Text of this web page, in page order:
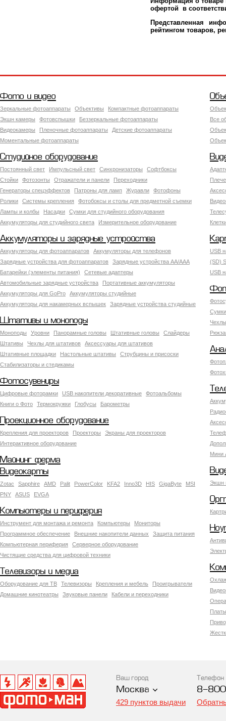
офертой в
Представленная
рейтингом товаров,
Фото и видео
Зеркальные фотоаппараты Объективы
Компактные фотоаппараты
Экшн камеры
Фотовспышки
Беззеркальные фотоаппараты
Видеокамеры
Пленочные фотоаппараты
Детские фотоаппараты
Моментальные фотоаппараты
Все
Студийное оборудование
Постоянный свет Импульсный свет Синхронизаторы
Софтбоксы
Стойки
Фотозонты Отражатели и панели
Переходники
Генераторы спецэффектов
Патроны для ламп Журавли
Фотофоны
Ролики
Системы крепления
Фотобоксы и столы для предметной съемки
Лампы и колбы
Насадки
Сумки для студийного оборудования
Аккумуляторы для студийного света
Измерительное оборудование
Аккумуляторы и зарядные устройства
Аккумуляторы для фотоаппаратов
Аккумуляторы для телефонов
Зарядные устройства для фотоаппаратов
Зарядные устройства AA/AAA
Батарейки (элементы питания)
Сетевые адаптеры
Автомобильные зарядные устройства
Портативные аккумуляторы
Аккумуляторы для GoPro
Аккумуляторы студийные
Аккумуляторы для накамерных вспышек
Зарядные устройства студийные
USB
(SD)
USB
Штативы и моноподы
Моноподы Уровни Панорамные головы Штативные головы
Слайдеры
Штативы
Чехлы для штативов
Аксессуары для штативов
Штативные площадки
Настольные штативы
Струбцины и присоски
Стабилизаторы и стедикамы
Фотосувениры
Цифровые фоторамки USB накопители декоративные
Фотоальбомы
Книги о Фото
Термокружки Глобусы Барометры
Мини
Проекционное оборудование
Крепления для проекторов Проекторы
Экраны для проекторов
Интерактивное оборудование
Майнинг ферма
Экшн
Видеокарты
Zotac Sapphire AMD Palit PowerColor KFA2 Inno3D HIS GigaByte
MSI
PNY
ASUS EVGA
Компьютеры и периферия
Инструмент для монтажа и ремонта Компьютеры
Мониторы
Программное обеспечение
Внешние накопители данных
Защита питания
Компьютерная периферия
Серверное оборудование
Чистящие средства для цифровой техники
Телевизоры и медиа
Оборудование для ТВ Телевизоры Крепления и мебель
Проигрыватели
Домашние кинотеатры
Звуковые панели Кабели и переходники
Ваш город
Москва
429 пунктов выдачи
Телефон
8-